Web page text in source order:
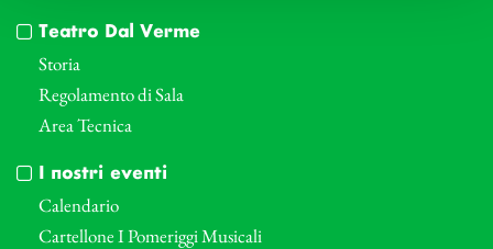
Teatro Dal Verme
Storia
Regolamento di Sala
Area Tecnica
I nostri eventi
Calendario
Cartellone I Pomeriggi Musicali